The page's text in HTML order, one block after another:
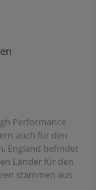
Performance
auch für den
England befindet
Länder für den
stammen aus